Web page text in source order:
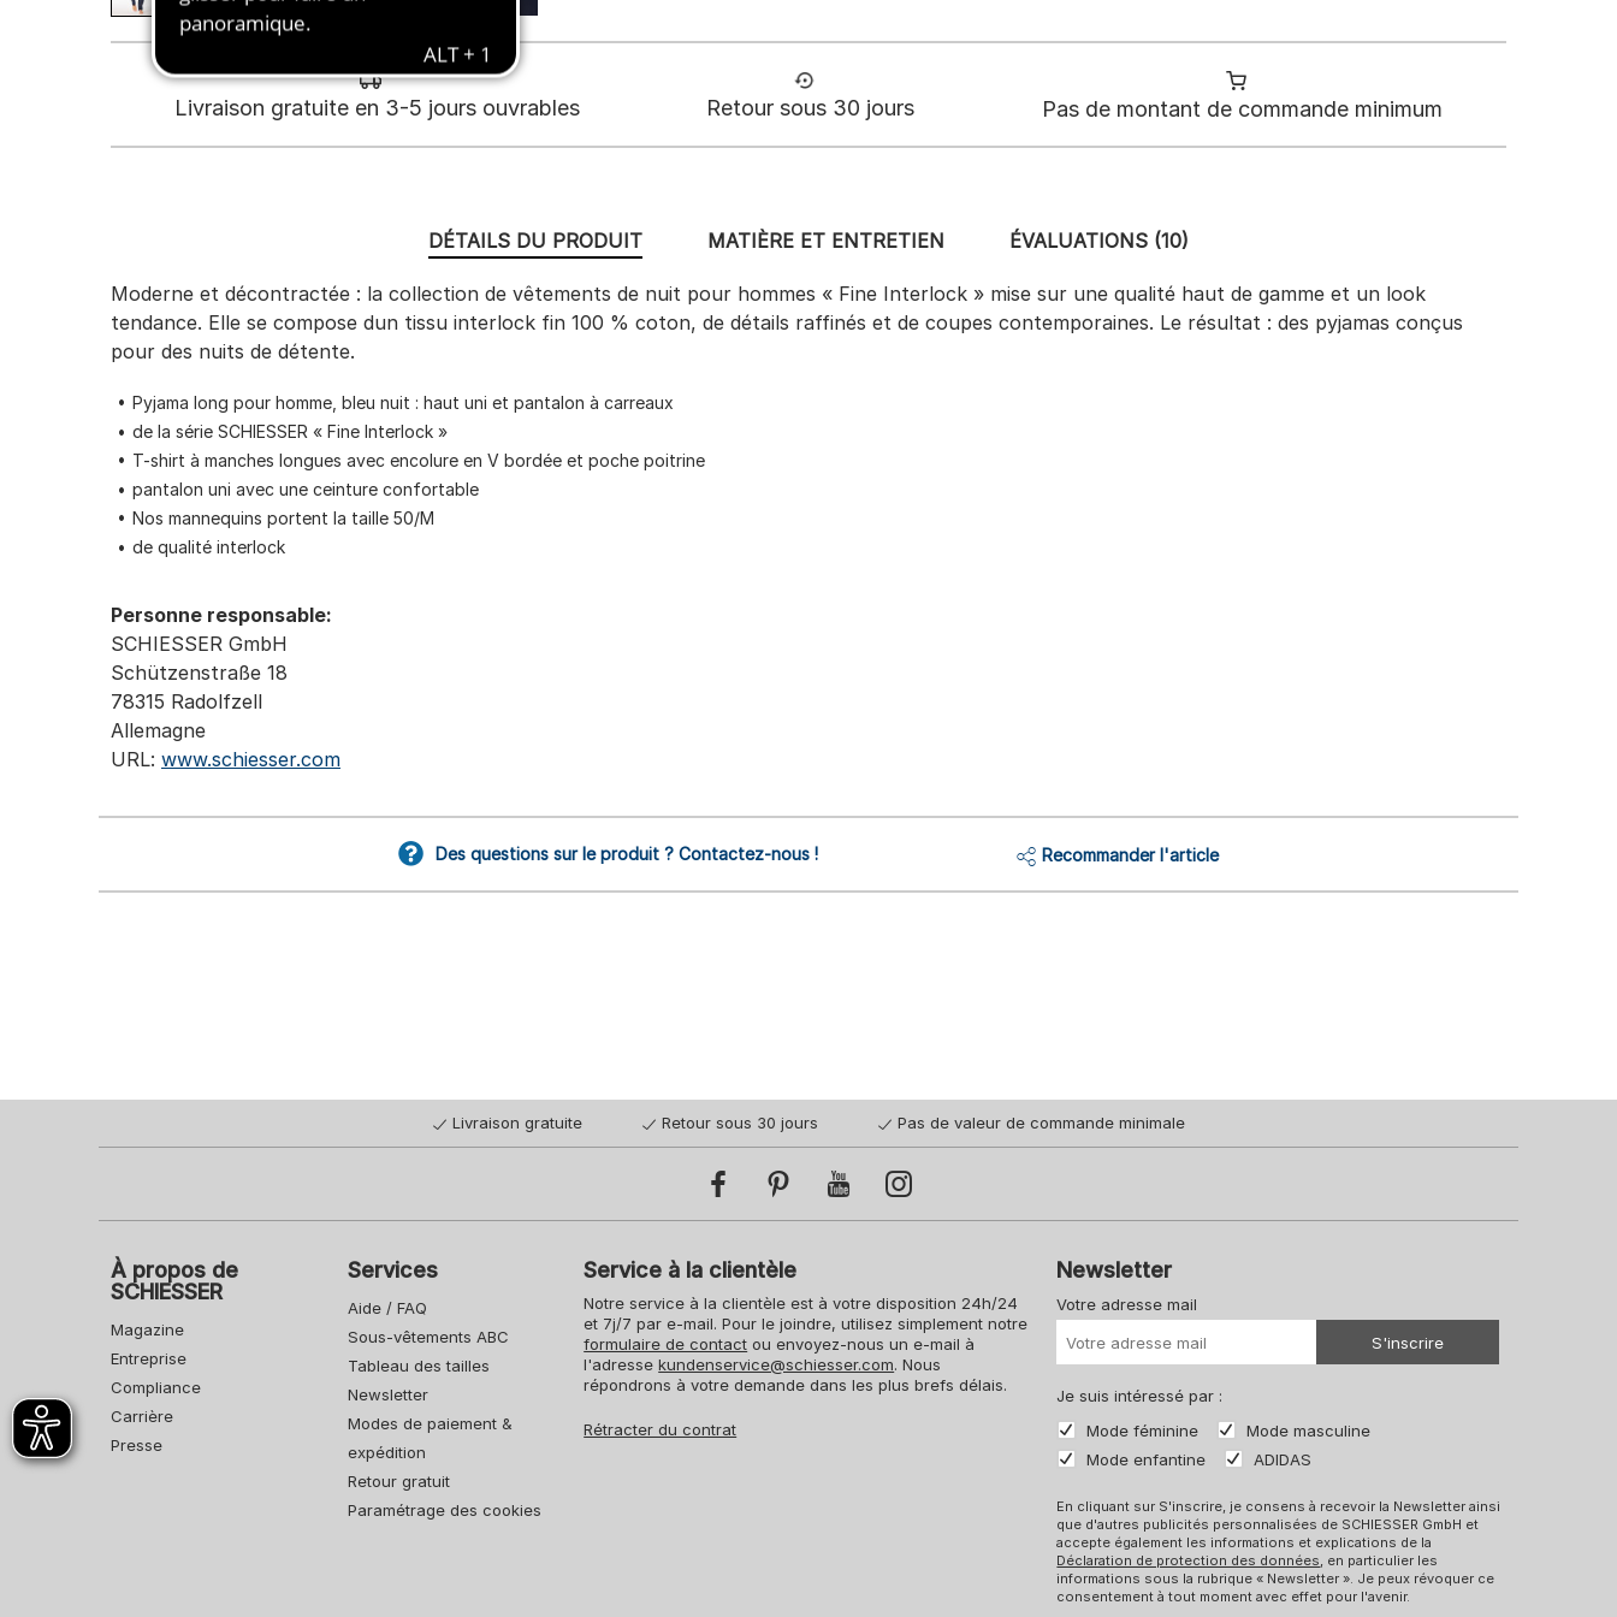
Livraison gratuite en 3-5 jours ouvrables Retour sous 30 jours Pas de montant de commande minimum
DÉTAILS DU PRODUIT
Moderne et décontractée : la collection de vêtements de nuit pour hommes « Fine Interlock » mise sur une qualité haut de gamme et un look
tendance. Elle se compose dun tissu interlock fin 100 % coton, de détails raffinés et de coupes contemporaines. Le résultat : des pyjamas conçus
pour des nuits de détente.
Pyjama long pour homme, bleu nuit : haut uni et pantalon à carreaux
de la série SCHIESSER « Fine Interlock »
T-shirt à manches longues avec encolure en V bordée et poche poitrine
pantalon uni avec une ceinture confortable
Nos mannequins portent la taille 50/M
de qualité interlock
Personne responsable:
SCHIESSER GmbH
Schützenstraße 18
78315 Radolfzell
Allemagne
URL: www.schiesser.com
MATIÈRE ET ENTRETIEN ÉVALUATIONS (10)
Des questions sur le produit ? Contactez-nous ! Recommander l'article
Livraison gratuite Retour sous 30 jours Pas de valeur de commande minimale
À propos de
SCHIESSER
Magazine
Entreprise
Compliance
Carrière
Presse
Services
Aide / FAQ
Sous-vêtements ABC
Tableau des tailles
Newsletter
Modes de paiement &
expédition
Retour gratuit
Paramétrage des cookies
Service à la clientèle
Notre service à la clientèle est à votre disposition 24h/24
et 7j/7 par e-mail. Pour le joindre, utilisez simplement notre
formulaire de contact ou envoyez-nous un e-mail à
l'adressekundenservice@schiesser.com. Nous
répondrons à votre demande dans les plus brefs délais.
Rétracter du contrat
Newsletter
Votre adresse mail
S'inscrire
Je suis intéressé par :
Mode féminine
Mode masculine
Mode enfantine
ADIDAS
En cliquant sur S'inscrire, je consens à recevoir la Newsletter ainsi
que d'autres publicités personnalisées de SCHIESSER GmbH et
accepte également les informations et explications de la
Déclaration de protection des données, en particulier les
informations sous la rubrique « Newsletter ». Je peux révoquer ce
consentement à tout moment avec effet pour l'avenir.